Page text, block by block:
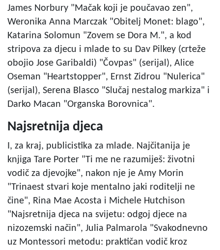
James Norbury "Mačak koji je poučavao zen",
Weronika Anna Marczak "Obitelj Monet: blago",
Katarina Solomun "Zovem se Dora M.", a kod
stripova za djecu i mlade to su Dav Pilkey (crteže
obojio Jose Garibaldi) "Čovpas" (serijal), Alice
Oseman "Heartstopper", Ernst Zidrou "Nulerica"
(serijal), Serena Blasco "Slučaj nestalog markiza" i
Darko Macan "Organska Borovnica".
Najsretnija djeca
I, za kraj, publicistika za mlade. Najčitanija je
knjiga Tare Porter "Ti me ne razumiješ: životni
vodič za djevojke", nakon nje je Amy Morin
"Trinaest stvari koje mentalno jaki roditelji ne
čine", Rina Mae Acosta i Michele Hutchison
"Najsretnija djeca na svijetu: odgoj djece na
nizozemski način", Julia Palmarola "Svakodnevno
uz Montessori metodu: praktičan vodič kroz